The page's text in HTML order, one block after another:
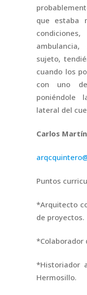
que estaba
sujeto,
cuando los
con uno
poniéndole
lateral del
Carlos
Puntos
*Arquitecto
de proyectos.
*Colaborador
*Historiador
Hermosillo.